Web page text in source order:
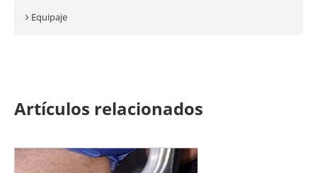
Equipaje
Artículos relacionados